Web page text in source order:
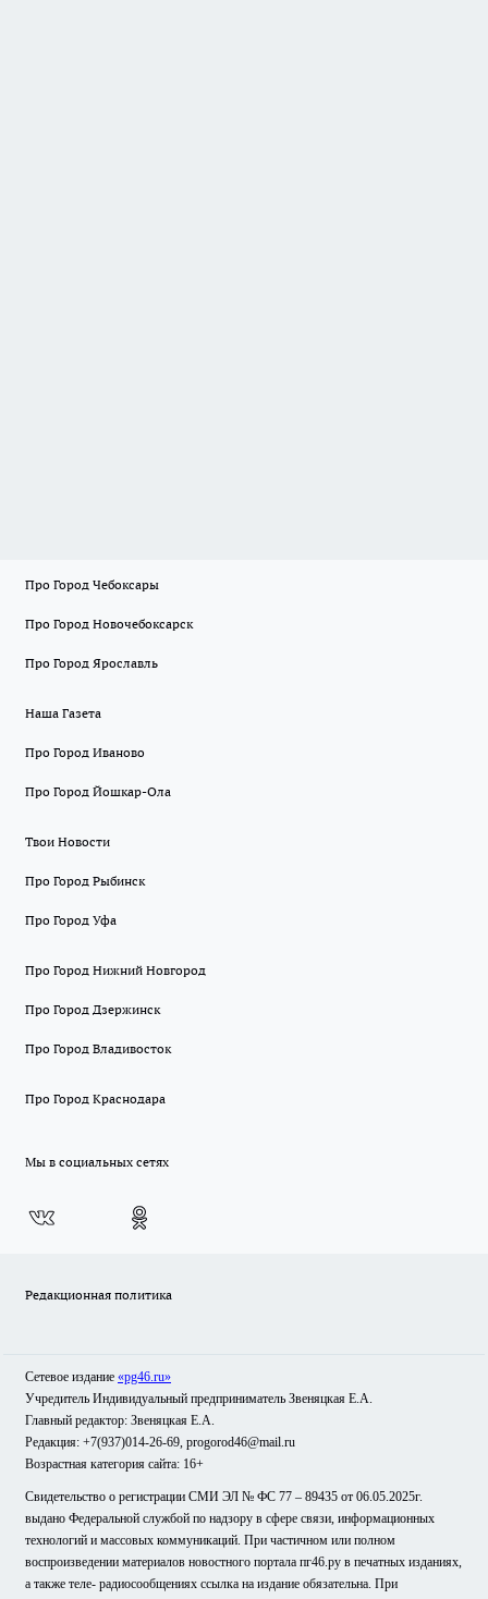
Про Город Чебоксары
Про Город Новочебоксарск
Про Город Ярославль
Наша Газета
Про Город Иваново
Про Город Йошкар-Ола
Твои Новости
Про Город Рыбинск
Про Город Уфа
Про Город Нижний Новгород
Про Город Дзержинск
Про Город Владивосток
Про Город Краснодара
Мы в социальных сетях
Редакционная политика
Сетевое издание «pg46.ru»
Учредитель Индивидуальный предприниматель Звеняцкая Е.А.
Главный редактор: Звеняцкая Е.А.
Редакция: +7(937)014-26-69, progorod46@mail.ru
Возрастная категория сайта: 16+
Свидетельство о регистрации СМИ ЭЛ № ФС 77 – 89435 от 06.05.2025г.
выдано Федеральной службой по надзору в сфере связи, информационных
технологий и массовых коммуникаций. При частичном или полном
воспроизведении материалов новостного портала пг46.ру в печатных изданиях,
а также теле- радиосообщениях ссылка на издание обязательна. При